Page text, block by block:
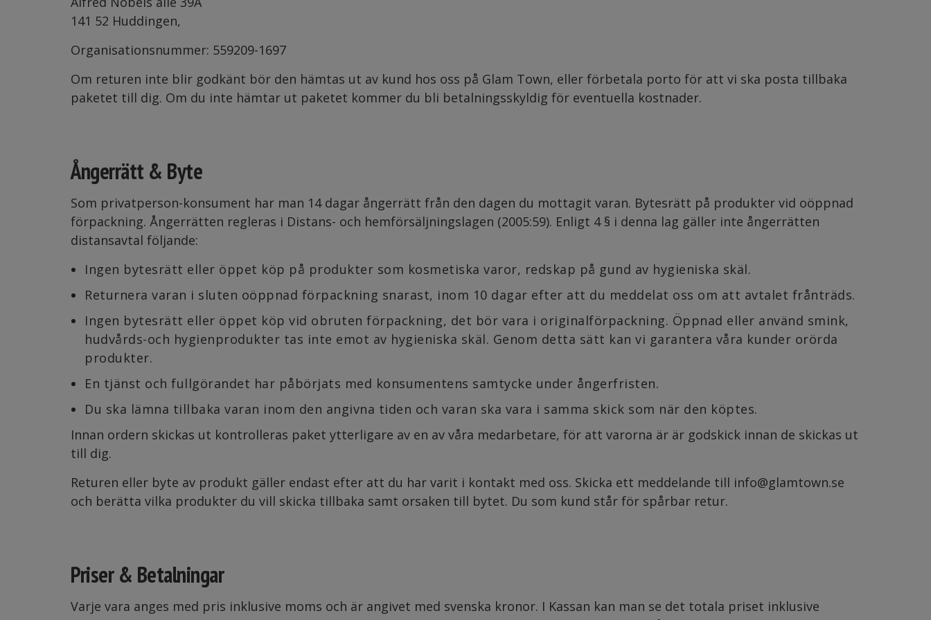
141 52 Huddingen,
Organisationsnummer: 559209-1697
Om returen inte blir godkänt bör den hämtas ut av kund hos oss på Glam Town, eller förbetala porto för att vi ska posta tillbaka
paketet till dig. Om du inte hämtar ut paketet kommer du bli betalningsskyldig för eventuella kostnader.
Ångerrätt & Byte
Som privatperson-konsument har man 14 dagar ångerrätt från den dagen du mottagit varan. Bytesrätt på produkter vid oöppnad
förpackning. Ångerrätten regleras i Distans- och hemförsäljningslagen (2005:59). Enligt 4 § i denna lag gäller inte ångerrätten
distansavtal följande:
Ingen bytesrätt eller öppet köp på produkter som kosmetiska varor, redskap på gund av hygieniska skäl.
Returnera varan i sluten oöppnad förpackning snarast, inom 10 dagar efter att du meddelat oss om att avtalet frånträds.
Ingen bytesrätt eller öppet köp vid obruten förpackning, det bör vara i originalförpackning. Öppnad eller använd smink,
hudvårds-och hygienprodukter tas inte emot av hygieniska skäl. Genom detta sätt kan vi garantera våra kunder orörda
produkter.
En tjänst och fullgörandet har påbörjats med konsumentens samtycke under ångerfristen.
Du ska lämna tillbaka varan inom den angivna tiden och varan ska vara i samma skick som när den köptes.
Innan ordern skickas ut kontrolleras paket ytterligare av en av våra medarbetare, för att varorna är är godskick innan de skickas ut
till dig.
Returen eller byte av produkt gäller endast efter att du har varit i kontakt med oss. Skicka ett meddelande till info@glamtown.se
och berätta vilka produkter du vill skicka tillbaka samt orsaken till bytet. Du som kund står för spårbar retur.
Priser & Betalningar
Varje vara anges med pris inklusive moms och är angivet med svenska kronor. I Kassan kan man se det totala priset inklusive